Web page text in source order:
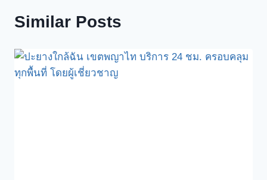
Similar Posts